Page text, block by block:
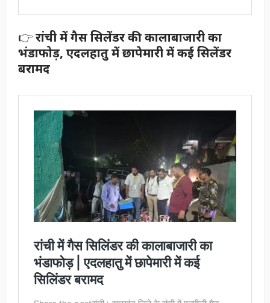
👉रांची में गैस सिलेंडर की कालाबाजारी का
भंडाफोड़, एदलहातु में छापेमारी में कई सिलेंडर
बरामद